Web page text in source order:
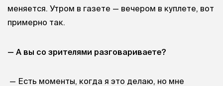
меняется. Утром в газете — вечером в куплете, вот
примерно так.
— А вы со зрителями разговариваете?
— Есть моменты, когда я это делаю, но мне